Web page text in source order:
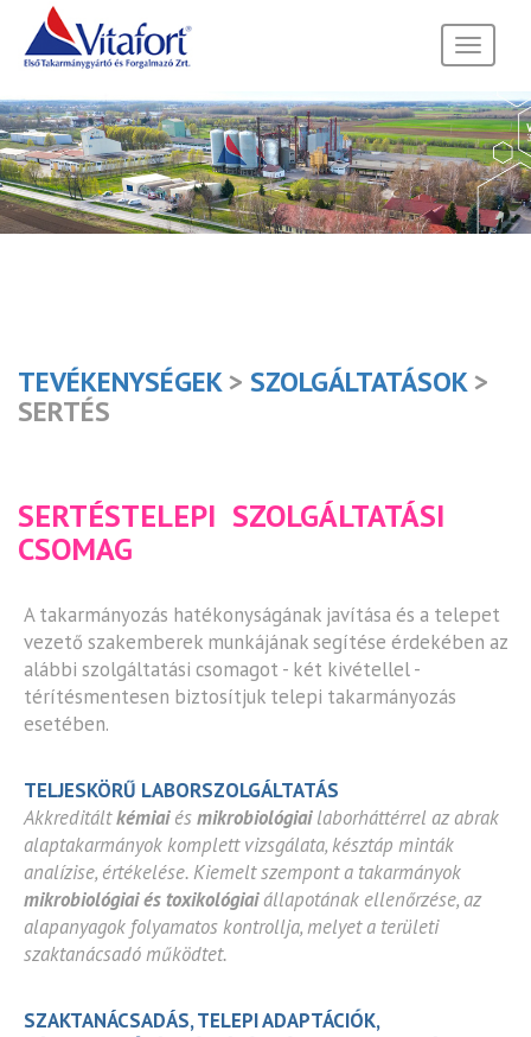
Toggle
TEVÉKENYSÉGEK> SZOLGÁLTATÁSOK>
SERTÉS
SERTÉSTELEPI SZOLGÁLTATÁSI
CSOMAG
A takarmányozás hatékonyságának javítása és a telepet
vezető szakemberek munkájának segítése érdekében az
alábbi szolgáltatási csomagot - két kivétellel -
térítésmentesen biztosítjuk telepi takarmányozás
esetében.
TELJESKÖRŰ LABORSZOLGÁLTATÁS
Akkreditáltkémiaiésmikrobiológiailaborháttérrel az abrak
alaptakarmányok komplett vizsgálata, késztáp minták
analízise, értékelése. Kiemelt szempont a takarmányok
mikrobiológiai és toxikológiaiállapotának ellenőrzése, az
alapanyagok folyamatos kontrollja, melyet a területi
szaktanácsadó működtet.
SZAKTANÁCSADÁS, TELEPI ADAPTÁCIÓK,